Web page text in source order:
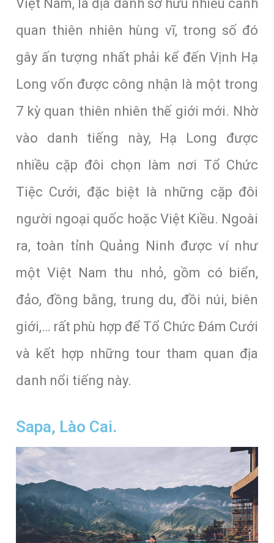
Việt Nam, là địa danh sở hữu nhiều cảnh
quan thiên nhiên hùng vĩ, trong số đó
gây ấn tượng nhất phải kể đến Vịnh Hạ
Long vốn được công nhận là một trong
7 kỳ quan thiên nhiên thế giới mới. Nhờ
vào danh tiếng này, Hạ Long được
nhiều cặp đôi chọn làm nơi Tổ Chức
Tiệc Cưới, đặc biệt là những cặp đôi
người ngoại quốc hoặc Việt Kiều. Ngoài
ra, toàn tỉnh Quảng Ninh được ví như
một Việt Nam thu nhỏ, gồm có biển,
đảo, đồng bằng, trung du, đồi núi, biên
giới,… rất phù hợp để Tổ Chức Đám Cưới
và kết hợp những tour tham quan địa
danh nổi tiếng này.
Sapa, Lào Cai.